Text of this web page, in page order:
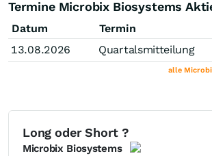
Termine Microbix Biosystems
Datum
Termin
13.08.2026
Quartalsmitteilung
alle
Long oder Short ?
Microbix Biosystems